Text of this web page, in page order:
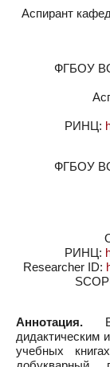
Аспирант
ФГБОУ ВО
РИНЦ:
ФГБОУ ВО
РИНЦ:
Researcher ID:
Аннотация. В
дидактическим
учебных